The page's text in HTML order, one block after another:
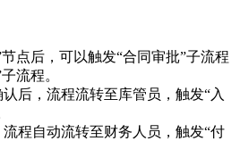
点后，可以触发“合同审批”子流程
流程。
后，流程流转至库管员，触发“入
程自动流转至财务人员，触发“付